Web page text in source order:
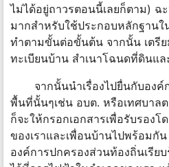
ไม่ได้อยู่ถาวรตอนนี้เลยก็ตาม) ฉ
มากสำหรับใช้ประกอบหลักฐาน
ทำตามขั้นต่อขั้นต้น จากนั้น เตรีย
ทะเบียนบ้าน สำเนาโฉนดที่ดินแ
จากนั้นนำเรื่องไปยื่นกับองค์
พื้นที่นั้นๆเช่น อบต. หรือเทศบาล
ก็จะให้กรอกเอกสารเพื่อรับรองโ
ของเราและเพื่อนบ้านไปพร้อมกั
องค์การปกครองส่วนท้องถิ่นเรีย